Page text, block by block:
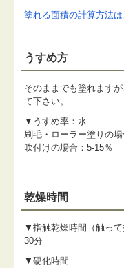
塗れる面積の計算方法
うすめ方
そのままでも塗れます
て下さい。
▼うすめ率：水
刷毛・ローラー塗りの場
吹付けの場合：5-15％
乾燥時間
▼指触乾燥時間（触って
30分
▼硬化時間